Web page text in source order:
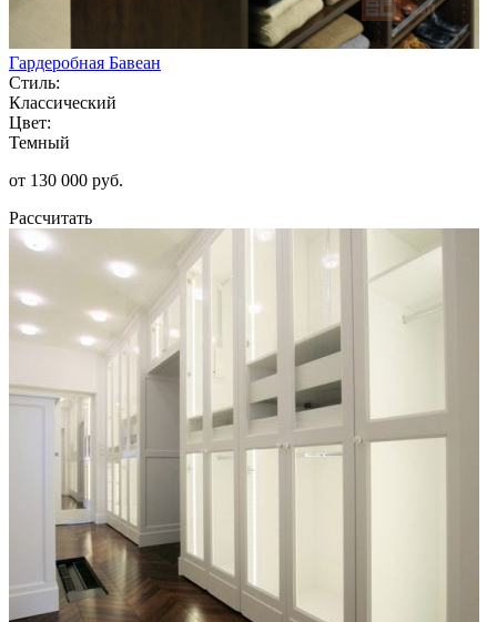
Гардеробная Бавеан
Стиль:
Классический
Цвет:
Темный
от 130 000 руб.
Рассчитать